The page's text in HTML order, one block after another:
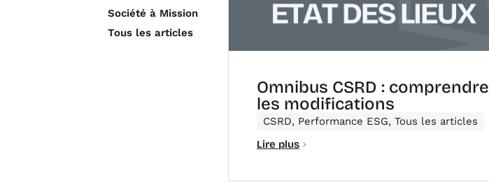
Société à Mission
Tous les articles
Omnibus CSRD : comprendre
les modifications
CSRD, Performance ESG, Tous les articles
Lire plus